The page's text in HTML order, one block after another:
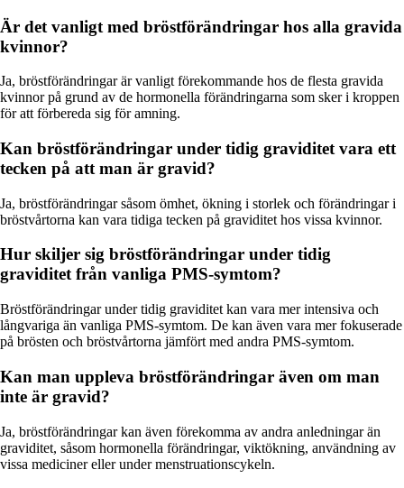
Är det vanligt med bröstförändringar hos alla gravida
kvinnor?
Ja, bröstförändringar är vanligt förekommande hos de flesta gravida
kvinnor på grund av de hormonella förändringarna som sker i kroppen
för att förbereda sig för amning.
Kan bröstförändringar under tidig graviditet vara ett
tecken på att man är gravid?
Ja, bröstförändringar såsom ömhet, ökning i storlek och förändringar i
bröstvårtorna kan vara tidiga tecken på graviditet hos vissa kvinnor.
Hur skiljer sig bröstförändringar under tidig
graviditet från vanliga PMS-symtom?
Bröstförändringar under tidig graviditet kan vara mer intensiva och
långvariga än vanliga PMS-symtom. De kan även vara mer fokuserade
på brösten och bröstvårtorna jämfört med andra PMS-symtom.
Kan man uppleva bröstförändringar även om man
inte är gravid?
Ja, bröstförändringar kan även förekomma av andra anledningar än
graviditet, såsom hormonella förändringar, viktökning, användning av
vissa mediciner eller under menstruationscykeln.